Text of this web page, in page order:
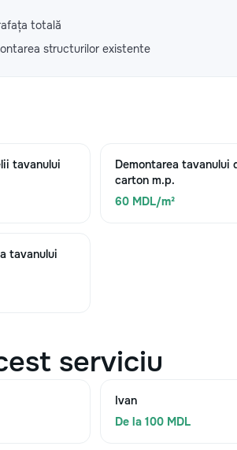
totală
structurilor existente
tavanului
Demontarea tavanului
carton m.p.
60 MDL/m²
tavanului
serviciu
Ivan
De la 100 MDL